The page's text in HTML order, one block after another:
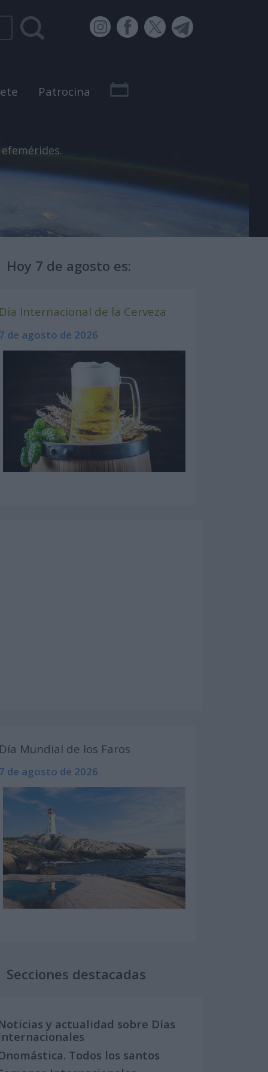
Patrocina
Hoy 7 de agosto es:
Día Internacional de la Cerveza
7 de agosto de 2026
Día Mundial de los Faros
7 de agosto de 2026
Secciones destacadas
y actualidad sobre Días
Todos los santos